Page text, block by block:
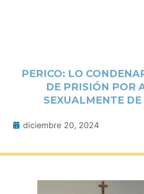
PERICO: LO
DE PRISIÓN POR
SEXUALMENTE
diciembre 20, 2024